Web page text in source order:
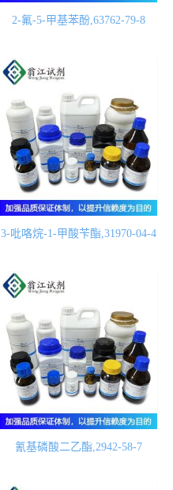
2-氟-5-甲基苯酚,63762-79-8
3-吡咯烷-1-甲酸苄酯,31970-04-4
氰基磷酸二乙酯,2942-58-7